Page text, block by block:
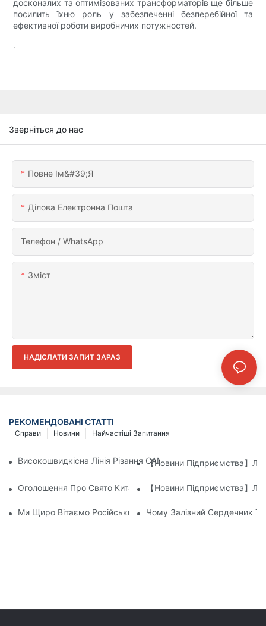
досконалих та оптимізованих трансформаторів ще більше
посилить їхню роль у забезпеченні безперебійної та
ефективної роботи виробничих потужностей.
.
Зверніться до нас
Повне Ім&#39;я
Ділова Електронна Пошта
Телефон / WhatsApp
Зміст
НАДІСЛАТИ ЗАПИТ ЗАРАЗ
РЕКОМЕНДОВАНІ СТАТТІ
Найчастіші Запитання
Новини
Справи
Високошвидкісна Лінія Різання CANWIN CK (модель:
【Новини Підприємства】
Оголошення Про Свято Китайського Нового Року 2026 Року
【Новини Підприємства】
Ми Щиро Вітаємо Російських Клієнтів Відвідати Та
Чому Залізний Сердечник